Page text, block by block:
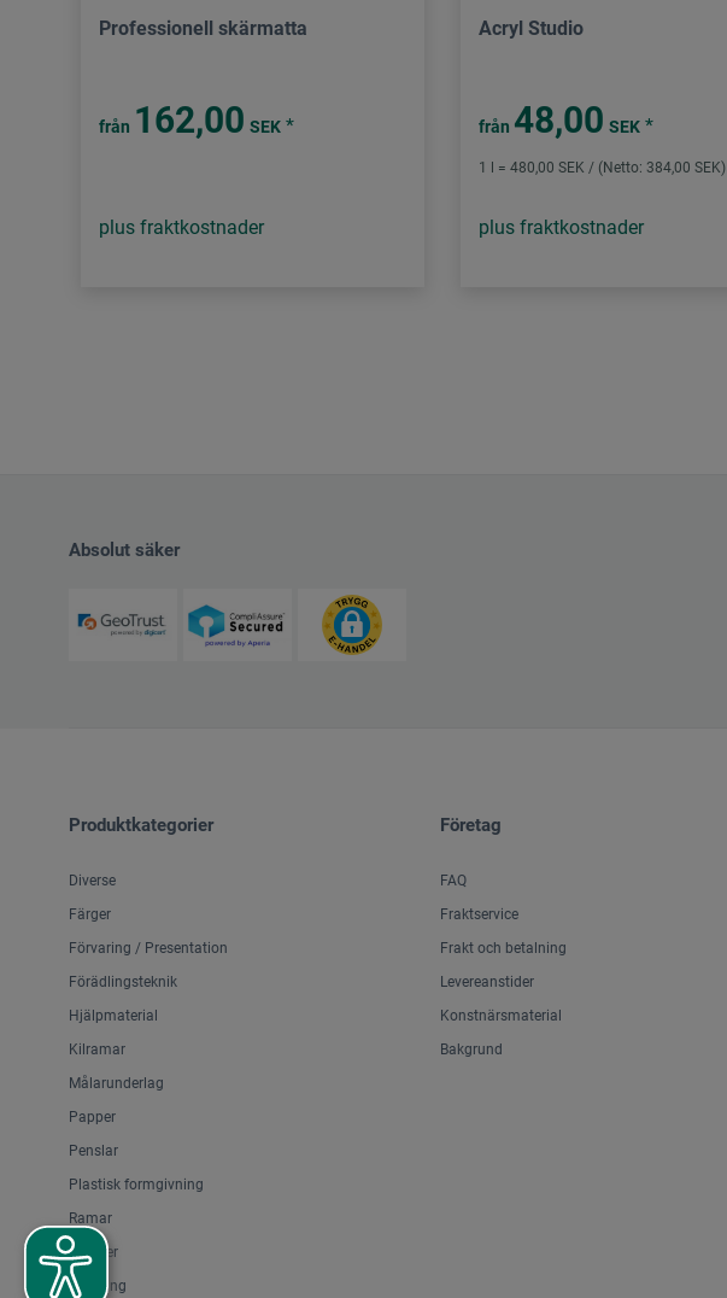
Professionell skärmatta
från 162,00 SEK *
plus fraktkostnader
Acryl Studio
från 48,00 SEK *
1 l = 480,00 SEK / (Netto: 384,00 SEK)
plus fraktkostnader
Absolut säker
Produktkategorier
Diverse
Färger
Förvaring / Presentation
Förädlingsteknik
Hjälpmaterial
Kilramar
Målarunderlag
Papper
Penslar
Plastisk formgivning
Ramar
Stafflier
Teckning
Företag
FAQ
Fraktservice
Frakt och betalning
Levereanstider
Konstnärsmaterial
Bakgrund